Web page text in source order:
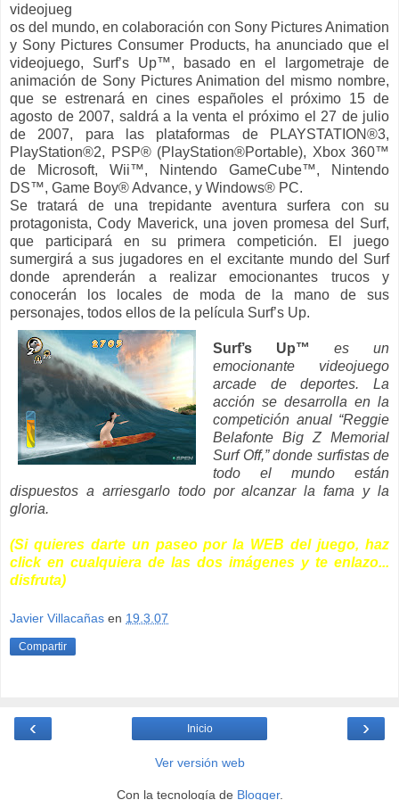
videojueg
os del mundo, en colaboración con Sony Pictures Animation
y Sony Pictures Consumer Products, ha anunciado que el
videojuego, Surf’s Up™, basado en el largometraje de
animación de Sony Pictures Animation del mismo nombre,
que se estrenará en cines españoles el próximo 15 de
agosto de 2007, saldrá a la venta el próximo el 27 de julio
de 2007, para las plataformas de PLAYSTATION®3,
PlayStation®2, PSP® (PlayStation®Portable), Xbox 360™
de Microsoft, Wii™, Nintendo GameCube™, Nintendo
DS™, Game Boy® Advance, y Windows® PC.
Se tratará de una trepidante aventura surfera con su
protagonista, Cody Maverick, una joven promesa del Surf,
que participará en su primera competición. El juego
sumergirá a sus jugadores en el excitante mundo del Surf
donde aprenderán a realizar emocionantes trucos y
conocerán los locales de moda de la mano de sus
personajes, todos ellos de la película Surf’s Up.
Surf’s Up™
es un
emocionante videojuego
arcade de deportes. La
acción se desarrolla en la
competición anual “Reggie
Belafonte Big Z Memorial
Surf Off,” donde surfistas de
todo el mundo están
dispuestos a arriesgarlo todo por alcanzar la fama y la
gloria.
(Si quieres darte un paseo por la WEB del juego, haz
click en cualquiera de las dos imágenes y te enlazo...
disfruta)
Javier Villacañas en 19.3.07
Compartir
‹ ›
Inicio
Ver versión web
Con la tecnología de Blogger.